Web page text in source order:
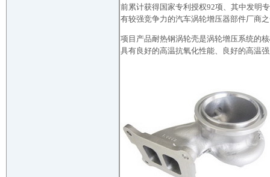
前累计获得国家专利授权92项、其中发明
有较强竞争力的汽车涡轮增压器部件厂商
项目产品耐热钢涡轮壳是涡轮增压系统的
具有良好的高温抗氧化性能、良好的高温